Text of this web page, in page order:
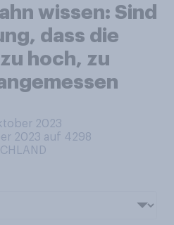
wissen: Sind
dass die
hoch, zu
2023
2023 auf 4298